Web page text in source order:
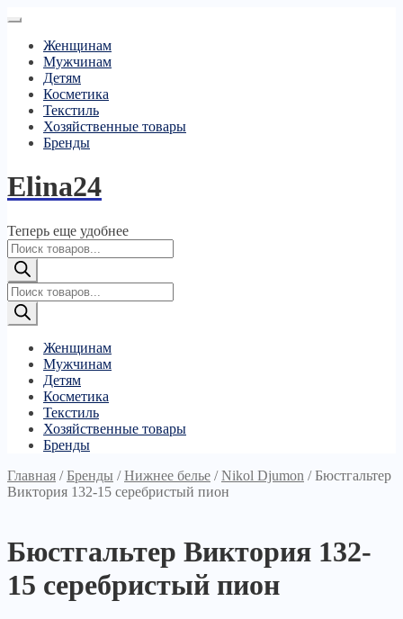
Женщинам
Мужчинам
Детям
Косметика
Текстиль
Хозяйственные товары
Бренды
Elina24
Теперь еще удобнее
Поиск
товаров
Поиск
товаров
Женщинам
Мужчинам
Детям
Косметика
Текстиль
Хозяйственные товары
Бренды
Главная /Бренды /Нижнее белье /Nikol Djumon /Бюстгальтер
Виктория 132-15 серебристый пион
Бюстгальтер Виктория 132-
15 серебристый пион